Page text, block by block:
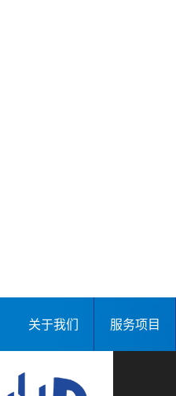
关于我们 服务项目